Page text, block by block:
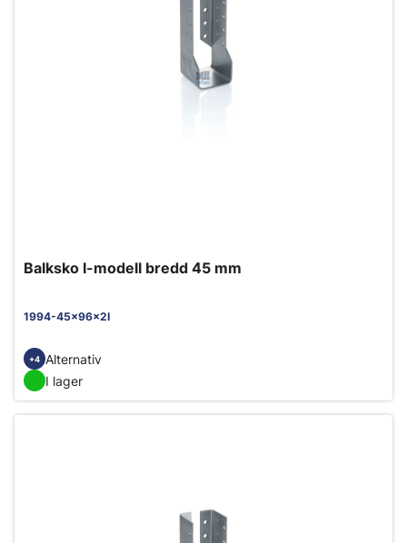
Balksko I-modell bredd 45 mm
1994-45x96x2I
+4
Alternativ
I lager